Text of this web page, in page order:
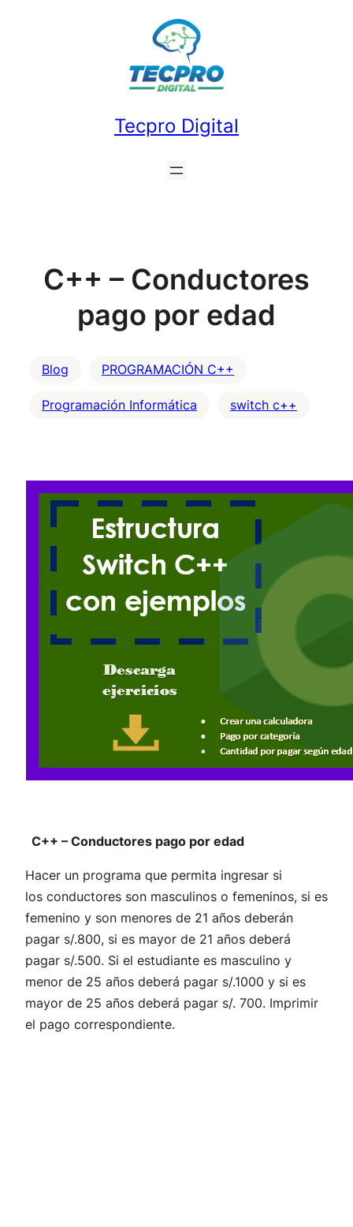
Tecpro Digital
C++ – Conductores
pago por edad
Blog PROGRAMACIÓN C++
Programación Informática switch c++
C++ – Conductores pago por edad
Hacer un programa que permita ingresar si
los conductores son masculinos o femeninos, si es
femenino y son menores de 21 años deberán
pagar s/.800, si es mayor de 21 años deberá
pagar s/.500. Si el estudiante es masculino y
menor de 25 años deberá pagar s/.1000 y si es
mayor de 25 años deberá pagar s/. 700. Imprimir
el pago correspondiente.